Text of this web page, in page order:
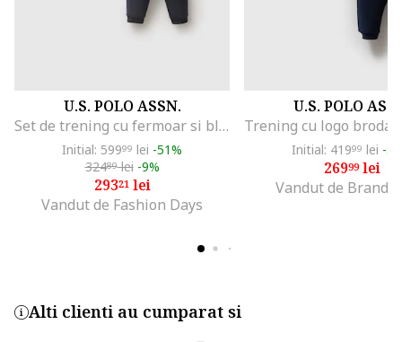
U.S. POLO ASSN.
Set de trening cu fermoar si bluza - 3 piese, Rosu/Alb murdar/Bleumarin
Initial: 59999 lei -51%
32489lei -9%
29321lei
Vandut de Fashion Days
U.S. POLO
Initial: 41999 lei -
26999lei
Vandut de Brands
Alti clienti au cumparat si